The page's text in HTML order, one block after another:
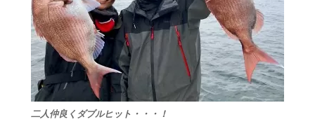
二人仲良くダブルヒット・・・！